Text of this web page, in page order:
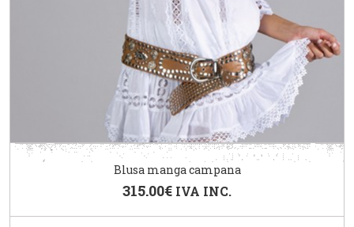
Blusa manga campana
315.00€ IVA INC.